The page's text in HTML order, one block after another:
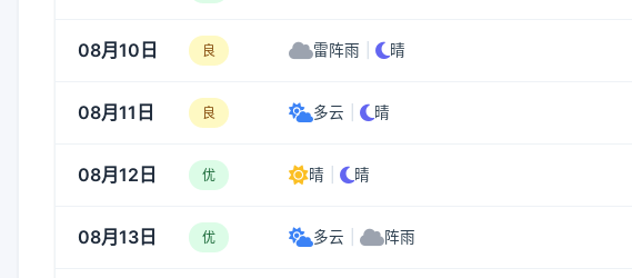
08月10日 良 雷阵雨 晴
08月11日 良 多云 晴
08月12日 优 晴 晴
08月13日 优 多云 阵雨